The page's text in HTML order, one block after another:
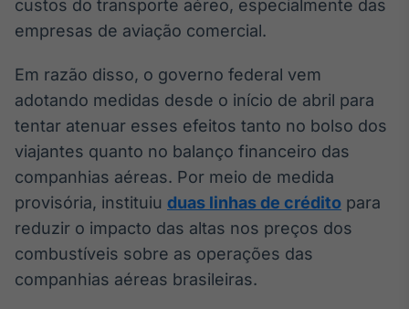
Broadcast
Curadoria
conteúdos
Soluções de
Tecnologia
Broadcast
Radar
Monitoramento
inteligente de
notícias e
conteúdos
Broadcast
custos do transporte aéreo, especialmente das
empresas de aviação comercial.
Em razão disso, o governo federal vem
adotando medidas desde o início de abril para
tentar atenuar esses efeitos tanto no bolso dos
viajantes quanto no balanço financeiro das
companhias aéreas. Por meio de medida
provisória, instituiu duas linhas de crédito para
reduzir o impacto das altas nos preços dos
combustíveis sobre as operações das
companhias aéreas brasileiras.